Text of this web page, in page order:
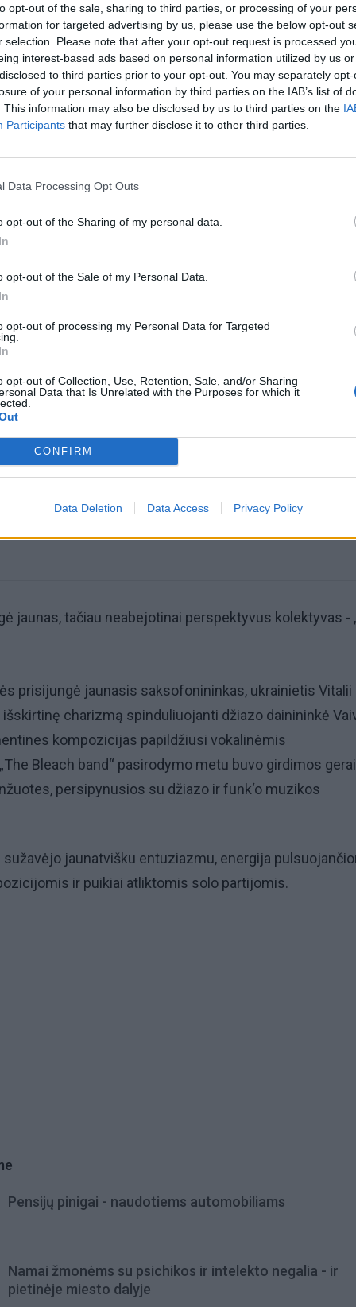
opt-out of the sale, sharing to third parties, or processing of your
for targeted advertising by us, please use the below opt-out
selection. Please note that after your opt-out request is processed
interest-based ads based on personal information utilized by us
to third parties prior to your opt-out. You may separately
of your personal information by third parties on the IAB’s list of
This information may also be disclosed by us to third parties on the
Participants that may further disclose it to other third parties.
Data Processing Opt Outs
opt-out of the Sharing of my personal data.
opt-out of the Sale of my Personal Data.
opt-out of processing my Personal Data for Targeted
opt-out of Collection, Use, Retention, Sale, and/or Sharing
Data that Is Unrelated with the Purposes for which it
CONFIRM
Data Deletion Data Access Privacy Policy
nutviekstomis Paryžiaus gatvėmis, lyg žydinčių
į skruostą, prancūziškai vadinamas „bizu“.
šiltą, jaukų ir labai artimą džiazą.
įsiklausyti ir leistis nešamiems pojūčių.
Mirė garsi lietuvių aktorė: „Jos vaidmenys išliks
teatro istorijoje“
Pelių ir žiurkių baubas: kas graužikus gąsdina labiau nei
jaunas, tačiau neabejotinai perspektyvus kolektyvas -
prisijungė jaunasis saksofonininkas, ukrainietis Vitalii
charizmą spinduliuojanti džiazo dainininkė
kompozicijas papildžiusi vokalinėmis
Bleach band“ pasirodymo metu buvo girdimos gerai
persipynusios su džiazo ir funk‘o muzikos
sužavėjo jaunatvišku entuziazmu, energija
ir puikiai atliktomis solo partijomis.
Pensijų pinigai - naudotiems automobiliams
Namai žmonėms su psichikos ir intelekto negalia - ir
pietinėje miesto dalyje